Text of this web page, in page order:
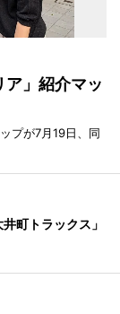
ア」紹介マッ
プが7月19日、同
町トラックス」